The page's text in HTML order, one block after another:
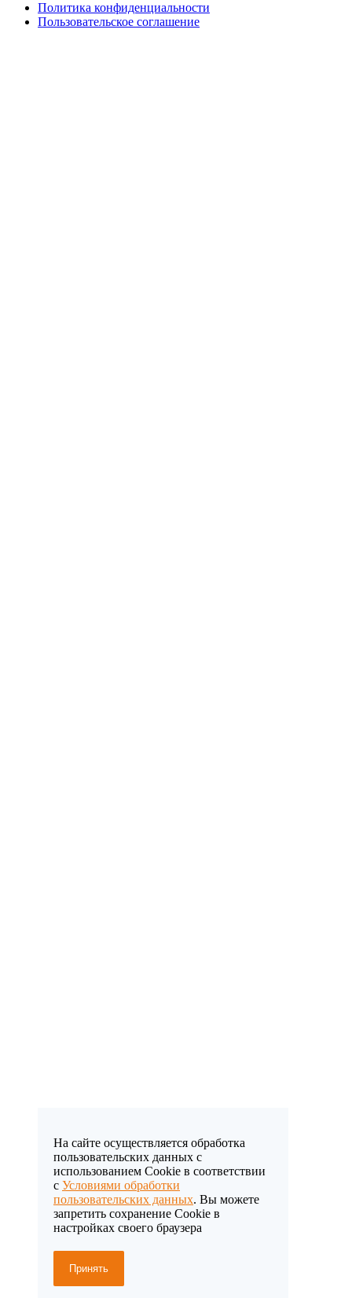
Политика конфиденциальности
Пользовательское соглашение
На сайте осуществляется обработка
пользовательских данных с
использованием Cookie в соответствии
с Условиями обработки
пользовательских данных. Вы можете
запретить сохранение Cookie в
настройках своего браузера
Принять